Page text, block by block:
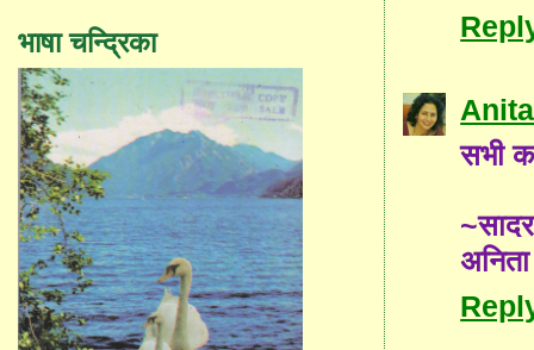
सभी
~सादर
भाषा चन्द्रिका